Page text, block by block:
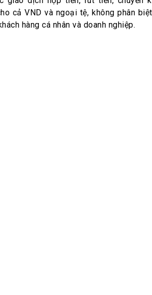
cả VND và ngoại tệ, không phân
hàng cá nhân và doanh nghiệp.